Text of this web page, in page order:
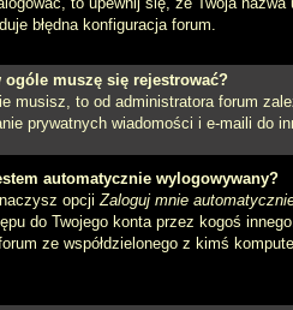
błędna konfiguracja forum.
ogóle muszę się rejestrować?
musisz, to od administratora forum
prywatnych wiadomości i e-maili do
automatycznie wylogowywany?
opcjiZaloguj mnie
do Twojego konta przez kogoś
ze współdzielonego z kimś